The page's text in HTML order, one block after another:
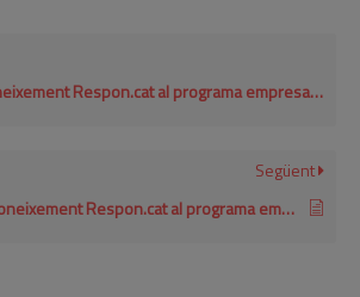
Respon.cat al programa empresarial de voluntariat 2017
Següent
HP Barcelona | Reconeixement Respon.cat al programa empresarial de voluntariat 2015